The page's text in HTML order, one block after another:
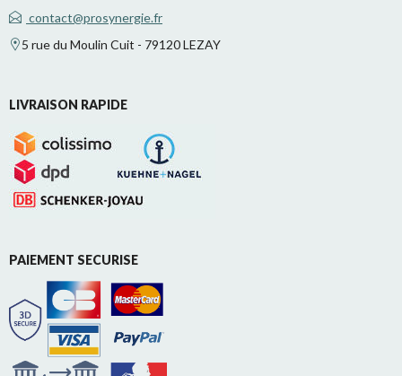
contact@prosynergie.fr
5 rue du Moulin Cuit - 79120 LEZAY
LIVRAISON RAPIDE
PAIEMENT SECURISE